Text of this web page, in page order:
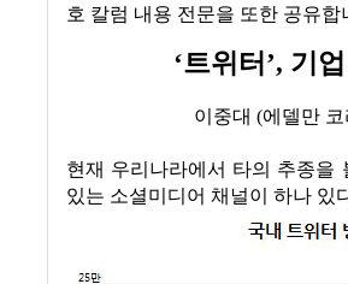
호 칼럼 내용 전문을 또한 공유합
‘트위터 ’, 기
이중대 (에델만
현재 우리나라에서 타의 추종을
있는 소셜미디어 채널이 하나 있